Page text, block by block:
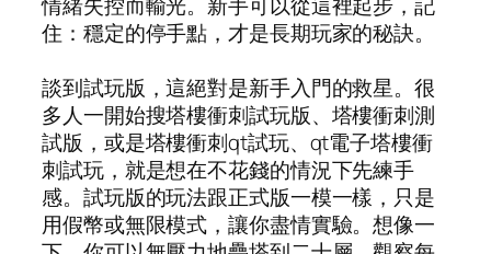
住：穩定的停手點，才是長期玩家的秘訣。
談到試玩版，這絕對是新手入門的救星。很
多人一開始搜塔樓衝刺試玩版、塔樓衝刺測
試版，或是塔樓衝刺qt試玩、qt電子塔樓衝
刺試玩，就是想在不花錢的情況下先練手
感。試玩版的玩法跟正式版一模一樣，只是
用假幣或無限模式，讓你盡情實驗。想像一